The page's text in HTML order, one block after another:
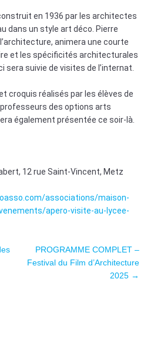
en 1936 par les architectes
dans un style art déco. Pierre
animera une courte
et les spécificités architecturales
sera suivie de visites de l’internat.
croquis réalisés par les élèves de
des options arts
également présentée ce soir-là.
12 rue Saint-Vincent, Metz
associations/maison-
apero-visite-au-lycee-
PROGRAMME COMPLET –
Festival du Film d’Architecture
2025 →